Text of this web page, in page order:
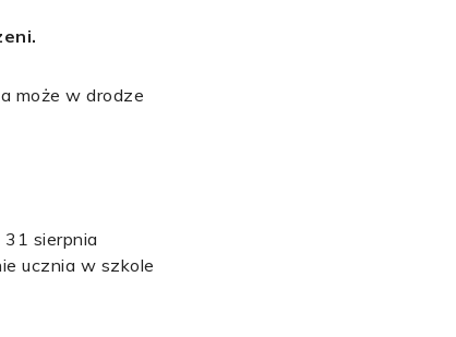
może w drodze
sierpnia
ucznia w szkole